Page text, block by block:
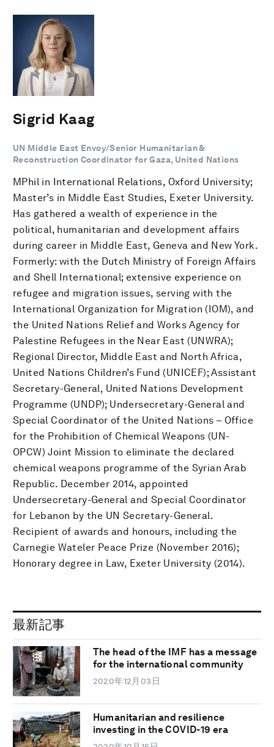
Sigrid Kaag
UN Middle East Envoy/Senior Humanitarian &
Reconstruction Coordinator for Gaza, United Nations
MPhil in International Relations, Oxford University;
Master’s in Middle East Studies, Exeter University.
Has gathered a wealth of experience in the
political, humanitarian and development affairs
during career in Middle East, Geneva and New York.
Formerly: with the Dutch Ministry of Foreign Affairs
and Shell International; extensive experience on
refugee and migration issues, serving with the
International Organization for Migration (IOM), and
the United Nations Relief and Works Agency for
Palestine Refugees in the Near East (UNWRA);
Regional Director, Middle East and North Africa,
United Nations Children’s Fund (UNICEF); Assistant
Secretary-General, United Nations Development
Programme (UNDP); Undersecretary-General and
Special Coordinator of the United Nations – Office
for the Prohibition of Chemical Weapons (UN-
OPCW) Joint Mission to eliminate the declared
chemical weapons programme of the Syrian Arab
Republic. December 2014, appointed
Undersecretary-General and Special Coordinator
for Lebanon by the UN Secretary-General.
Recipient of awards and honours, including the
Carnegie Wateler Peace Prize (November 2016);
Honorary degree in Law, Exeter University (2014).
最新記事
The head of the IMF has a message
for the international community
2020年12月03日
Humanitarian and resilience
investing in the COVID-19 era